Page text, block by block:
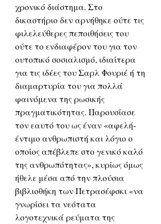
χρονικό διάστημα. Στο
δικαστήριο δεν αρνήθηκε ούτε τις
φιλελεύθερες πεποιθήσεις του
ούτε το ενδιαφέρον του για τον
ουτοπικό σοσιαλισμό, ιδιαίτερα
για τις ιδέες του Σαρλ Φουριέ ή τη
διαμαρτυρία του για πολλά
φαινόμενα της ρωσικής
πραγματικότητας. Παρουσίασε
τον εαυτό του ως έναν «αφελή-
έντιμο ανθρωπιστή και λόγιο ο
οποίος απέβλεπε στο γενικό καλό
της ανθρωπότητας», κυρίως όμως
ήθελε μέσα από την πλούσια
βιβλιοθήκη των Πετρασέφσκι «να
γνωρίσει τα νεότατα
λογοτεχνικά ρεύματα της